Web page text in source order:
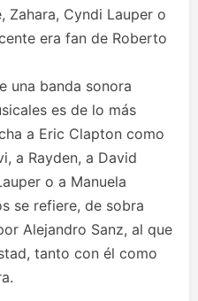
Zahara, Cyndi Lauper o
era fan de Roberto
una banda sonora
es de lo más
a Eric Clapton como
a Rayden, a David
o a Manuela
se refiere, de sobra
Alejandro Sanz, al que
tanto con él como